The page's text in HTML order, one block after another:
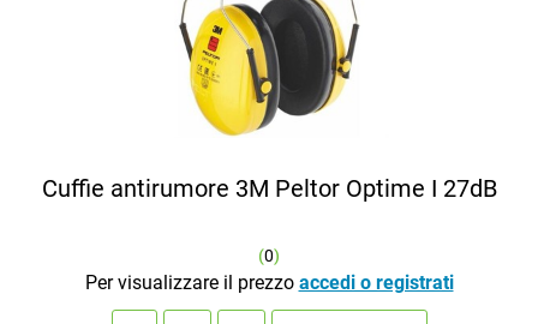
Cuffie antirumore 3M Peltor Optime I 27dB
(0)
Per visualizzare il prezzo accedi o registrati